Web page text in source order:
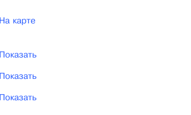
На карте
Показать
Показать
Показать